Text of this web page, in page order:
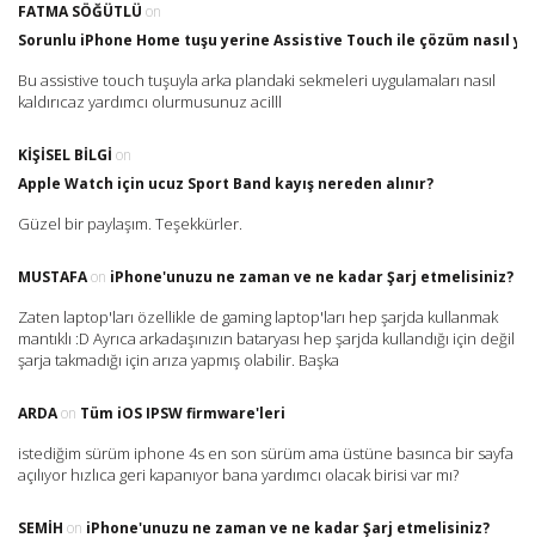
FATMA SÖĞÜTLÜ on
Sorunlu iPhone Home tuşu yerine Assistive Touch ile çözüm nasıl
Bu assistive touch tuşuyla arka plandaki sekmeleri uygulamaları nasıl
kaldırıcaz yardımcı olurmusunuz acilll
KIŞISEL BILGI on
Apple Watch için ucuz Sport Band kayış nereden alınır?
Güzel bir paylaşım. Teşekkürler.
MUSTAFAon iPhone'unuzu ne zaman ve ne kadar Şarj etmelisiniz?
Zaten laptop'ları özellikle de gaming laptop'ları hep şarjda kullanmak
mantıklı :D Ayrıca arkadaşınızın bataryası hep şarjda kullandığı için değil
şarja takmadığı için arıza yapmış olabilir. Başka
ARDAon Tüm iOS IPSW firmware'leri
istediğim sürüm iphone 4s en son sürüm ama üstüne basınca bir sayfa
açılıyor hızlıca geri kapanıyor bana yardımcı olacak birisi var mı?
SEMIH on iPhone'unuzu ne zaman ve ne kadar Şarj etmelisiniz?